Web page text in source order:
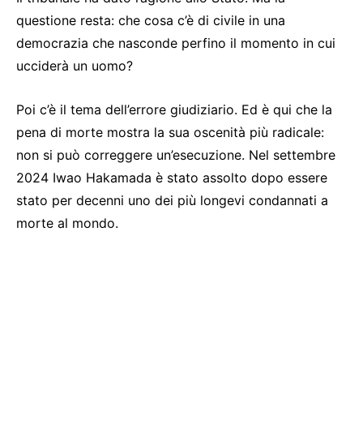
questione resta: che cosa c’è di civile in una
democrazia che nasconde perfino il momento in cui
ucciderà un uomo?
Poi c’è il tema dell’errore giudiziario. Ed è qui che la
pena di morte mostra la sua oscenità più radicale:
non si può correggere un’esecuzione. Nel settembre
2024 Iwao Hakamada è stato assolto dopo essere
stato per decenni uno dei più longevi condannati a
morte al mondo.